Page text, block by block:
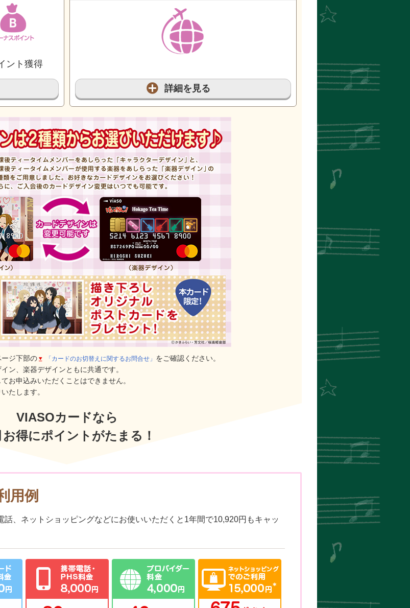
ント獲得
詳細を見る
ジ下部の 「カードのお切替えに関するお問合せ」 をご確認ください。
ン、楽器デザインともに共通です。
お申込みいただくことはできません。
たします。
VIASOカードなら
お得にポイントがたまる！
用例
、ネットショッピングなどにお使いいただくと1年間で10,920円もキャッ